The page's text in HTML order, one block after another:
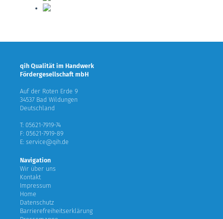
qih Qualität im Handwerk
Fördergesellschaft mbH
Auf der Roten Erde 9
34537 Bad Wildungen
Deutschland
T: 05621-7919-74
F: 05621-7919-89
E: service@qih.de
Navigation
Wir über uns
Kontakt
Impressum
Home
Datenschutz
Barrierefreiheitserklärung